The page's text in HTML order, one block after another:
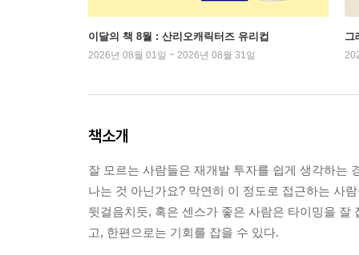
이달의 책 8월 : 산리오캐릭터즈 유리컵
2026년 08월 01일 ~ 2026년 08월 31일
그
책소개
잘 모르는 사람들은 재개발 투자를 쉽게 생각하는
나는 것 아닌가요? 막연히 이 정도로 접근하는 사
뒷걸음치듯, 혹은 센스가 좋은 사람은 타이밍을
고, 한편으로는 기회를 잡을 수 있다.